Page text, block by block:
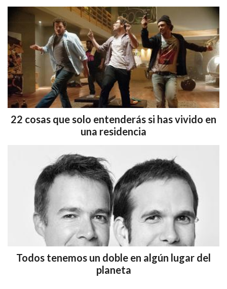
22 cosas que solo entenderás si has vivido en
una residencia
Todos tenemos un doble en algún lugar del
planeta